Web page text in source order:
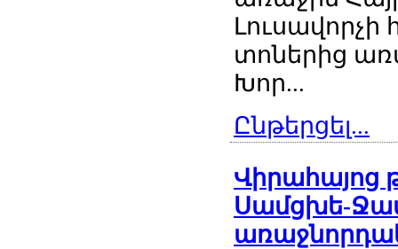
տոներից
Խոր...
Ընթերցել...
Վիրահայոց
Սամցխե-